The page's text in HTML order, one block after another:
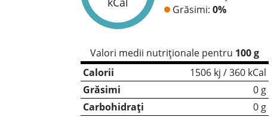
Grăsimi: 0%
Valori medii nutriționale pentru 100 g
Calorii
1506 kj / 360 kCal
Grăsimi
0 g
Carbohidrați
0 g